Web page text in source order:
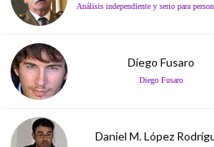
Análisis independiente y serio para
Diego Fusaro
Diego Fusaro
Daniel M. López